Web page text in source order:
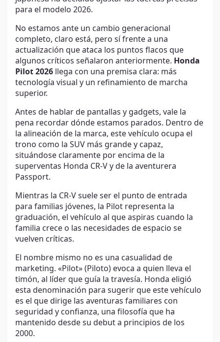
para el modelo 2026.
No estamos ante un cambio generacional
completo, claro está, pero sí frente a una
actualización que ataca los puntos flacos que
algunos críticos señalaron anteriormente. Honda
Pilot 2026 llega con una premisa clara: más
tecnología visual y un refinamiento de marcha
superior.
Antes de hablar de pantallas y gadgets, vale la
pena recordar dónde estamos parados. Dentro de
la alineación de la marca, este vehículo ocupa el
trono como la SUV más grande y capaz,
situándose claramente por encima de la
superventas Honda CR-V y de la aventurera
Passport.
Mientras la CR-V suele ser el punto de entrada
para familias jóvenes, la Pilot representa la
graduación, el vehículo al que aspiras cuando la
familia crece o las necesidades de espacio se
vuelven críticas.
El nombre mismo no es una casualidad de
marketing. «Pilot» (Piloto) evoca a quien lleva el
timón, al líder que guía la travesía. Honda eligió
esta denominación para sugerir que este vehículo
es el que dirige las aventuras familiares con
seguridad y confianza, una filosofía que ha
mantenido desde su debut a principios de los
2000.